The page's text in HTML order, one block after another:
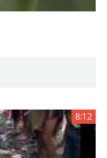
8:12